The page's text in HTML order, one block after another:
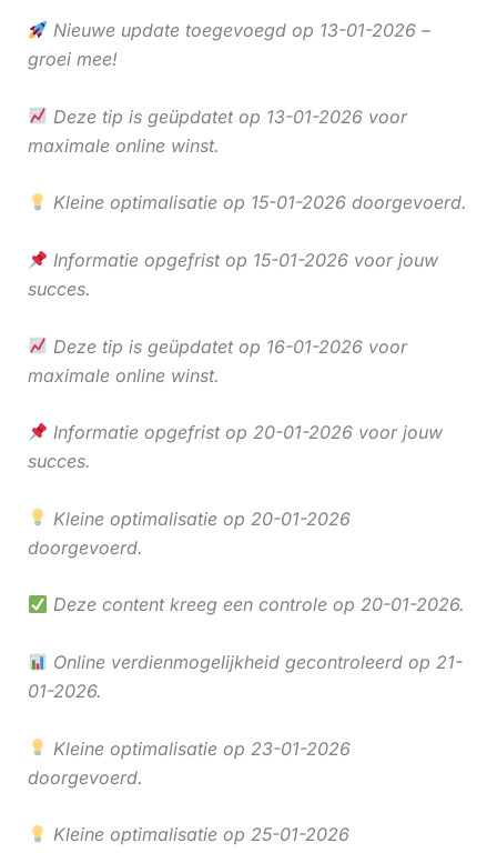
Nieuwe update toegevoegd op 13-01-2026 –
groei mee!
Deze tip is geüpdatet op 13-01-2026 voor
maximale online winst.
Kleine optimalisatie op 15-01-2026 doorgevoerd.
Informatie opgefrist op 15-01-2026 voor jouw
succes.
Deze tip is geüpdatet op 16-01-2026 voor
maximale online winst.
Informatie opgefrist op 20-01-2026 voor jouw
succes.
Kleine optimalisatie op 20-01-2026
doorgevoerd.
Deze content kreeg een controle op 20-01-2026.
Online verdienmogelijkheid gecontroleerd op 21-
01-2026.
Kleine optimalisatie op 23-01-2026
doorgevoerd.
Kleine optimalisatie op 25-01-2026